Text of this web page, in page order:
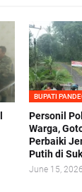
BUPATI
Personil
Warga,
Perbaiki
Putih di
June 15, 2026